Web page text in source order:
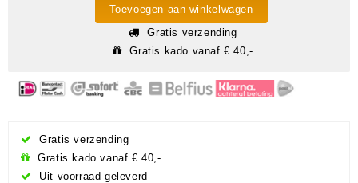
Toevoegen aan winkelwagen
Gratis verzending
Gratis kado vanaf € 40,-
Gratis verzending
Gratis kado vanaf € 40,-
Uit voorraad geleverd